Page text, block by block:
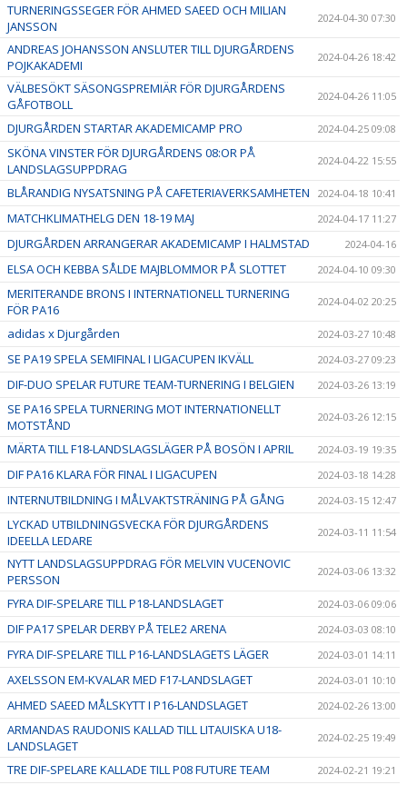
TURNERINGSSEGER FÖR AHMED SAEED OCH MILIAN
JANSSON
2024-04-30 07:30
ANDREAS JOHANSSON ANSLUTER TILL DJURGÅRDENS
POJKAKADEMI
2024-04-26 18:42
VÄLBESÖKT SÄSONGSPREMIÄR FÖR DJURGÅRDENS
GÅFOTBOLL
2024-04-26 11:05
DJURGÅRDEN STARTAR AKADEMICAMP PRO 2024-04-25 09:08
SKÖNA VINSTER FÖR DJURGÅRDENS 08:OR PÅ
LANDSLAGSUPPDRAG
2024-04-22 15:55
BLÅRANDIG NYSATSNING PÅ CAFETERIAVERKSAMHETEN 2024-04-18 10:41
MATCHKLIMATHELG DEN 18-19 MAJ 2024-04-17 11:27
DJURGÅRDEN ARRANGERAR AKADEMICAMP I HALMSTAD 2024-04-16
ELSA OCH KEBBA SÅLDE MAJBLOMMOR PÅ SLOTTET 2024-04-10 09:30
MERITERANDE BRONS I INTERNATIONELL TURNERING
FÖR PA16
2024-04-02 20:25
adidas x Djurgården 2024-03-27 10:48
SE PA19 SPELA SEMIFINAL I LIGACUPEN IKVÄLL 2024-03-27 09:23
DIF-DUO SPELAR FUTURE TEAM-TURNERING I BELGIEN 2024-03-26 13:19
SE PA16 SPELA TURNERING MOT INTERNATIONELLT
MOTSTÅND
2024-03-26 12:15
MÄRTA TILL F18-LANDSLAGSLÄGER PÅ BOSÖN I APRIL 2024-03-19 19:35
DIF PA16 KLARA FÖR FINAL I LIGACUPEN 2024-03-18 14:28
INTERNUTBILDNING I MÅLVAKTSTRÄNING PÅ GÅNG 2024-03-15 12:47
LYCKAD UTBILDNINGSVECKA FÖR DJURGÅRDENS
IDEELLA LEDARE
2024-03-11 11:54
NYTT LANDSLAGSUPPDRAG FÖR MELVIN VUCENOVIC
PERSSON
2024-03-06 13:32
FYRA DIF-SPELARE TILL P18-LANDSLAGET 2024-03-06 09:06
DIF PA17 SPELAR DERBY PÅ TELE2 ARENA 2024-03-03 08:10
FYRA DIF-SPELARE TILL P16-LANDSLAGETS LÄGER 2024-03-01 14:11
AXELSSON EM-KVALAR MED F17-LANDSLAGET 2024-03-01 10:10
AHMED SAEED MÅLSKYTT I P16-LANDSLAGET 2024-02-26 13:00
ARMANDAS RAUDONIS KALLAD TILL LITAUISKA U18-
LANDSLAGET
2024-02-25 19:49
TRE DIF-SPELARE KALLADE TILL P08 FUTURE TEAM 2024-02-21 19:21